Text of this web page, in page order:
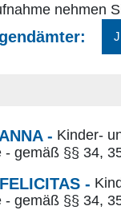
nehmen
- Kinder-
- gemäß §§ 34,
-
- gemäß §§ 34,